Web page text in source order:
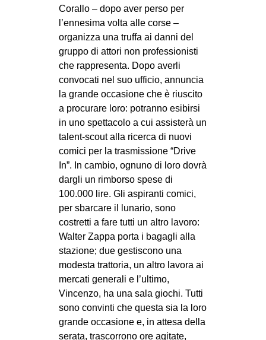
DIRITTO ALL’ABITARE
MIGRAZIONI
PRECARIATO
REPRESSIONE
STUDENTI
CULTURE
ARTE
CINEMA
MANIFESTI
MUSICA
RECENSIONI
INTERNAZIONALE
AFRICA
ESTREMO ORIENTE
Corallo – dopo aver perso per
l’ennesima volta alle corse –
organizza una truffa ai danni del
gruppo di attori non professionisti
che rappresenta. Dopo averli
convocati nel suo ufficio, annuncia
la grande occasione che è riuscito
a procurare loro: potranno esibirsi
in uno spettacolo a cui assisterà un
talent-scout alla ricerca di nuovi
comici per la trasmissione “Drive
In”. In cambio, ognuno di loro dovrà
dargli un rimborso spese di
100.000 lire. Gli aspiranti comici,
per sbarcare il lunario, sono
costretti a fare tutti un altro lavoro:
Walter Zappa porta i bagagli alla
stazione; due gestiscono una
modesta trattoria, un altro lavora ai
mercati generali e l’ultimo,
Vincenzo, ha una sala giochi. Tutti
sono convinti che questa sia la loro
grande occasione e, in attesa della
serata, trascorrono ore agitate,